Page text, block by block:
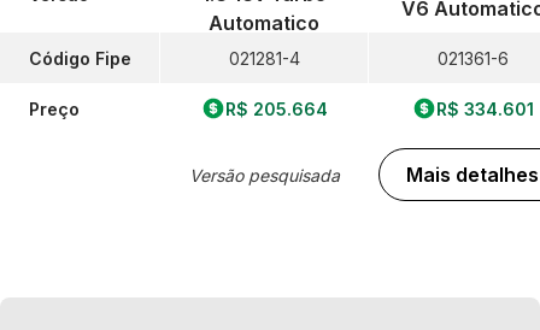
Código Fipe
Preço
Automatico
021281-4
R$ 205.664
Versão pesquisada
V6
021361-6
R$ 334.601
Mais detalhes